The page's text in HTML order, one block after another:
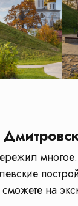
сможете на